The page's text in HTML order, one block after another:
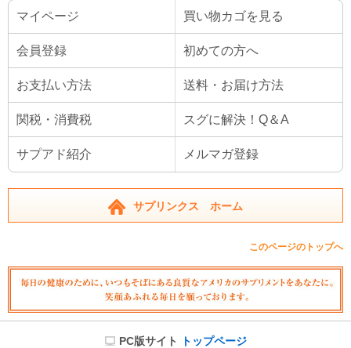
マイページ 買い物カゴを見る
会員登録 初めての方へ
お支払い方法 送料・お届け方法
関税・消費税 スグに解決！Q＆A
サプアド紹介 メルマガ登録
サプリンクス ホーム
このページのトップへ
PC版サイト トップページ